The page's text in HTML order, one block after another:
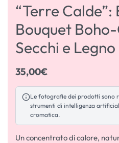
“Terre Calde”:
Bouquet
Secchi e
35,00€
Le fotografie dei prodotti sono
strumenti di intelligenza
cromatica.
Un concentrato di calore,